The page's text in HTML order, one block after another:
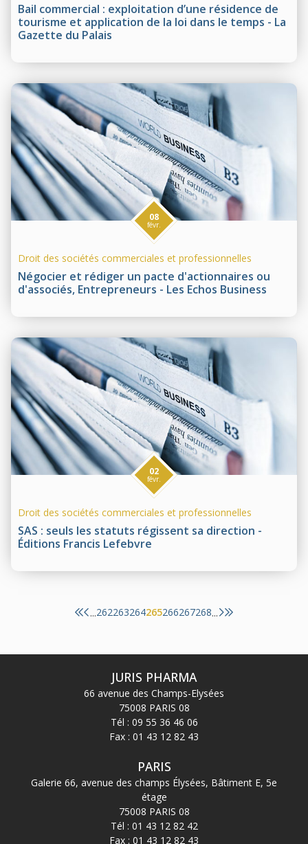
Bail commercial : exploitation d’une résidence de
tourisme et application de la loi dans le temps - La
Gazette du Palais
Négocier et rédiger un pacte d'actionnaires ou
d'associés, Entrepreneurs - Les Echos Business
08
févr.
Droit des sociétés commerciales et professionnelles
SAS : seuls les statuts régissent sa direction -
Éditions Francis Lefebvre
02
févr.
Droit des sociétés commerciales et professionnelles
...262263264265266267268...
JURIS PHARMA
66 avenue des Champs-Elysées
75008 PARIS 08
Tél : 09 55 36 46 06
Fax : 01 43 12 82 43
PARIS
Galerie 66, avenue des champs Élysées, Bâtiment E, 5e
étage
75008 PARIS 08
Tél : 01 43 12 82 42
Fax : 01 43 12 82 43